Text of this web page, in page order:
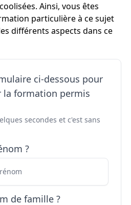
Ainsi, vous êtes
particulière à ce sujet
différents aspects dans ce
ci-dessous pour
la formation permis
secondes et c'est sans
?
de famille ?